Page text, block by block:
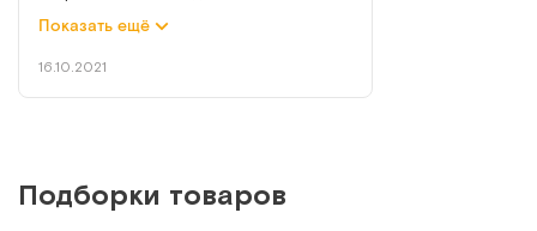
Под заказАрт. 13580
удобно было его устанавливать на
нужную высоту и вообще он не только
для целей кормления подходит.
постели. Это очень удобно и ему
нравится. Отличный способ удержать
Показать ещё
16.10.2021
Подборки товаров